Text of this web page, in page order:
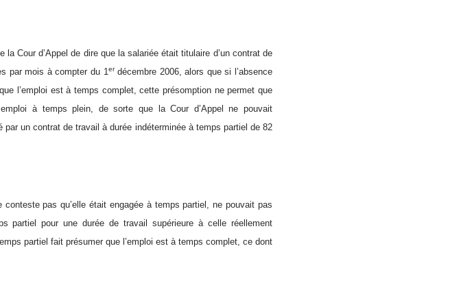
la Cour d’Appel de dire que la salariée était titulaire d’un contrat de
par mois à compter du 1erdécembre 2006, alors que si l’absence
l’emploi est à temps complet, cette présomption ne permet que
à temps plein, de sorte que la Cour d’Appel ne pouvait
un contrat de travail à durée indéterminée à temps partiel de 82
pas qu’elle était engagée à temps partiel, ne pouvait pas
partiel pour une durée de travail supérieure à celle réellement
partiel fait présumer que l’emploi est à temps complet, ce dont